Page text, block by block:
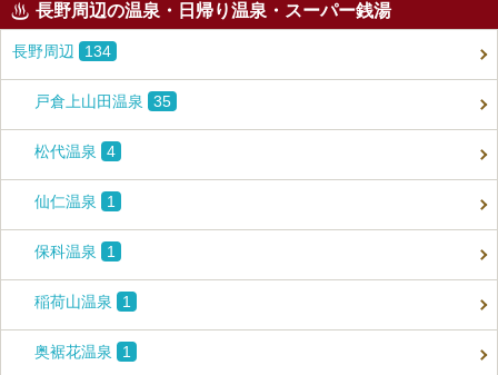
長野周辺の温泉・日帰り温泉・スーパー銭湯
長野周辺 134
戸倉上山田温泉 35
松代温泉 4
仙仁温泉 1
保科温泉 1
稲荷山温泉 1
奥裾花温泉 1